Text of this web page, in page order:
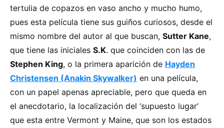
tertulia de copazos en vaso ancho y mucho humo,
pues esta película tiene sus guiños curiosos, desde el
mismo nombre del autor al que buscan, Sutter Kane,
que tiene las iniciales S.K. que coinciden con las de
Stephen King, o la primera aparición de Hayden
Christensen (Anakin Skywalker) en una película,
con un papel apenas apreciable, pero que queda en
el anecdotario, la localización del ‘supuesto lugar’
que esta entre Vermont y Maine, que son los estados